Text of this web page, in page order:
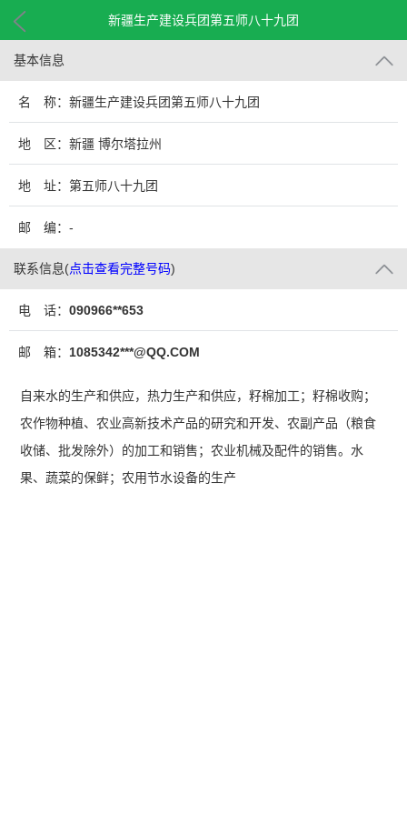
新疆生产建设兵团第五师八十九团
基本信息
名 称：新疆生产建设兵团第五师八十九团
地 区：新疆 博尔塔拉州
地 址：第五师八十九团
邮 编：-
联系信息(点击查看完整号码)
电 话： 090966**653
邮 箱： 1085342***@QQ.COM
自来水的生产和供应，热力生产和供应，籽棉加工；籽棉收购；
农作物种植、农业高新技术产品的研究和开发、农副产品（粮食
收储、批发除外）的加工和销售；农业机械及配件的销售。水
果、蔬菜的保鲜；农用节水设备的生产